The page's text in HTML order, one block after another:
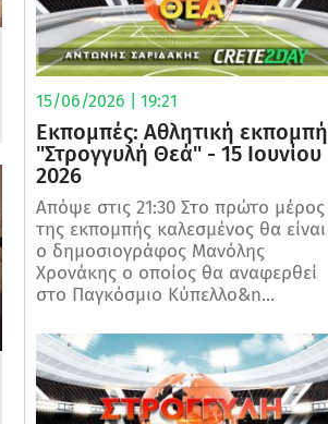
15/06/2026 | 19:21
Εκπομπές: Αθλητική εκπομπή
"Στρογγυλή Θεά" - 15 Ιουνίου
2026
Απόψε στις 21:30 Στο πρώτο μέρος
της εκπομπής καλεσμένος θα είναι
ο δημοσιογράφος Μανόλης
Χρονάκης ο οποίος θα αναφερθεί
στο Παγκόσμιο Κύπελλο&n...